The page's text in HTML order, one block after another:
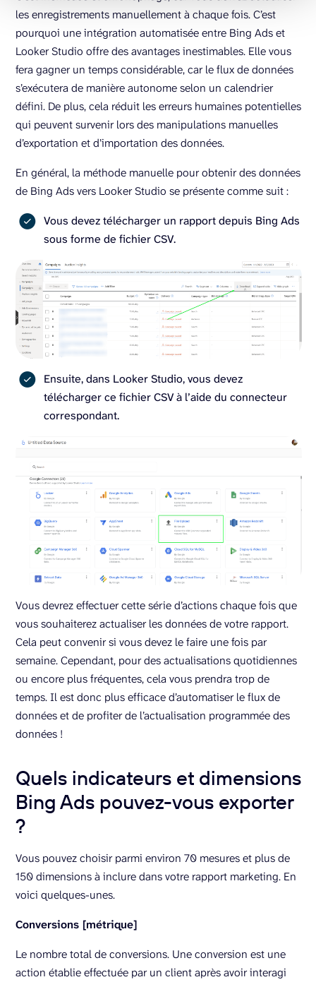
les enregistrements manuellement à chaque fois. C’est
pourquoi une intégration automatisée entre Bing Ads et
Looker Studio offre des avantages inestimables. Elle vous
fera gagner un temps considérable, car le flux de données
s’exécutera de manière autonome selon un calendrier
défini. De plus, cela réduit les erreurs humaines potentielles
qui peuvent survenir lors des manipulations manuelles
d’exportation et d’importation des données.
En général, la méthode manuelle pour obtenir des données
de Bing Ads vers Looker Studio se présente comme suit :
Vous devez télécharger un rapport depuis Bing Ads
sous forme de fichier CSV.
Ensuite, dans Looker Studio, vous devez
télécharger ce fichier CSV à l’aide du connecteur
correspondant.
Vous devrez effectuer cette série d’actions chaque fois que
vous souhaiterez actualiser les données de votre rapport.
Cela peut convenir si vous devez le faire une fois par
semaine. Cependant, pour des actualisations quotidiennes
ou encore plus fréquentes, cela vous prendra trop de
temps. Il est donc plus efficace d’automatiser le flux de
données et de profiter de l’actualisation programmée des
données !
Quels indicateurs et dimensions
Bing Ads pouvez-vous exporter
?
Vous pouvez choisir parmi environ 70 mesures et plus de
150 dimensions à inclure dans votre rapport marketing. En
voici quelques-unes.
Conversions [métrique]
Le nombre total de conversions. Une conversion est une
action établie effectuée par un client après avoir interagi